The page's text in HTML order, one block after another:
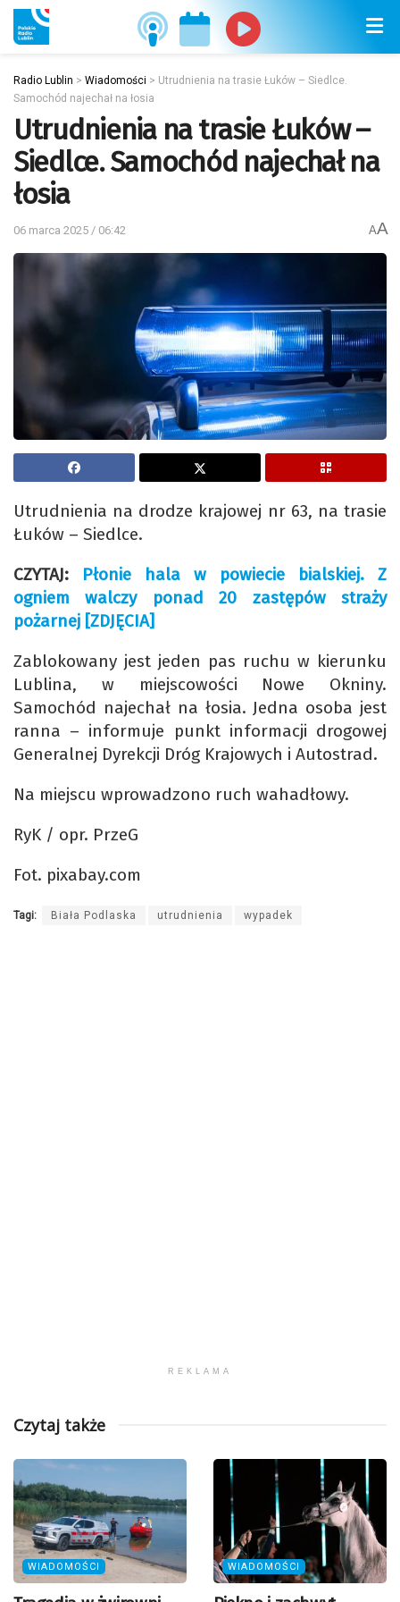
Radio Lublin > Wiadomości > Utrudnienia na trasie Łuków – Siedlce.
Samochód najechał na łosia
Utrudnienia na trasie Łuków –
Siedlce. Samochód najechał na
łosia
06 marca 2025 / 06:42 AA
Utrudnienia na drodze krajowej nr 63, na trasie
Łuków – Siedlce.
CZYTAJ: Płonie hala w powiecie bialskiej. Z
ogniem walczy ponad 20 zastępów straży
pożarnej [ZDJĘCIA]
Zablokowany jest jeden pas ruchu w kierunku
Lublina, w miejscowości Nowe Okniny.
Samochód najechał na łosia. Jedna osoba jest
ranna – informuje punkt informacji drogowej
Generalnej Dyrekcji Dróg Krajowych i Autostrad.
Na miejscu wprowadzono ruch wahadłowy.
RyK / opr. PrzeG
Fot. pixabay.com
Tagi: Biała Podlaska utrudnienia wypadek
REKLAMA
Czytaj także
WIADOMOŚCI WIADOMOŚCI